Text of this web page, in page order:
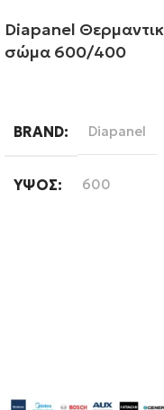
Diapanel
σώμα 600/400
BRAND Diapanel
ΎΨΟΣ 600